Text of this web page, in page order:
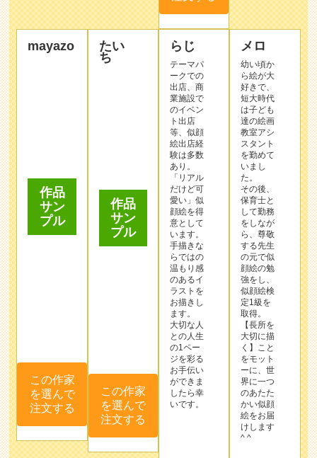
ークでの
のイベン
等、似顔
絵出店経
験は多数
あり。
「リアル
だけど可
愛い」似
顔絵を得
意として
います。
手描きな
らではの
温もり感
のあるイ
ラストを
お描きし
ます。
大切な人
との人生
の1ペー
ジを彩る
お手伝い
ができま
したら幸
いです。
ら絵が大
好きで、
は子ども
教室アシ
スタント
を勤めて
いまし
た。
その後、
保育士と
して勤務
をしなが
ら、尊敬
する先生
の元で似
顔絵の勉
強をし、
似顔絵検
定1級を
取得。
【長所を
大切に描
く】こと
をモット
ーに、世
界に一つ
のあたた
かい似顔
絵をお届
けします
^ ^